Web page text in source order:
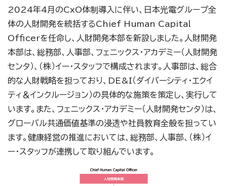
2024年4月のCxO体制導入に伴い、日本光電グループ全
体の人財開発を統括するChief Human Capital
Officerを任命し、人財開発本部を新設しました。人財開発
本部は、総務部、人事部、フェニックス・アカデミー（人財開発
センタ）、（株）イー・スタッフで構成されます。人事部は、総合
的な人財戦略を担っており、DE&I（ダイバーシティ・エクイ
ティ＆インクルージョン）の具体的な施策を策定し、実行して
います。また、フェニックス・アカデミー（人財開発センタ）は、
グローバル共通価値基準の浸透や社員教育全般を担ってい
ます。健康経営の推進においては、総務部、人事部、（株）イ
ー・スタッフが連携して取り組んでいます。